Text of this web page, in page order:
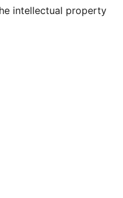
intellectual property